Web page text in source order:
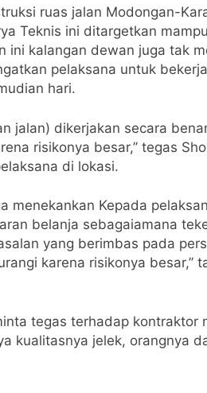
ruas jalan Modongan-
Teknis ini ditargetkan
ini kalangan dewan juga tak
pelaksana untuk
hari.
jalan) dikerjakan secara
risikonya besar,’’ tegas
di lokasi.
menekankan Kepada
belanja sebagaiamana
yang berimbas pada
karena risikonya besar,’’
tegas terhadap kontraktor
kualitasnya jelek, orangnya